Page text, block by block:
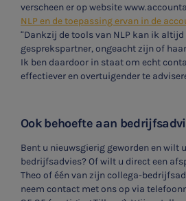
Zonder gedoe
Typ hieronder uw zoekterm
verscheen er op website
NLP en de toepassing ervan in de
“Dankzij de tools van NLP kan ik
gesprekspartner, ongeacht zijn of
Ik ben daardoor in staat om echt
effectiever en overtuigender te
Ook behoefte aan
Bent u nieuwsgierig geworden en wilt
bedrijfsadvies? Of wilt u direct een
Theo of één van zijn collega-
neem contact met ons op via